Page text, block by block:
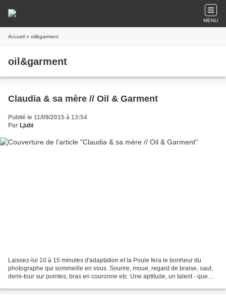
MENU
Accueil » oil&garment
oil&garment
Claudia & sa mère // Oil & Garment
Publié le 11/09/2015 à 13:54
Par Ljubi
Laissez-lui 10 à 15 minutes d'adaptation et la Poule fera le bonheur du
photographe qui sommeille en vous. Sourire, moue, regard de braise, saut,
demi-tour sur pointes, bras en couronne etc. Une aptitude, un talent - que